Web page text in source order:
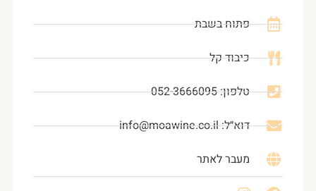
פתוח בשבת
כיבוד קל
טלפון: 052-3666095
דוא״ל: info@moawine.co.il
מעבר לאתר